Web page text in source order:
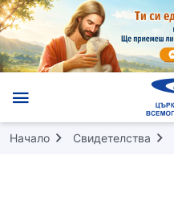
Начало Свидетелства